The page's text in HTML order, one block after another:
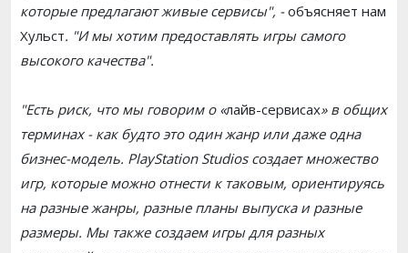
которые предлагают живые сервисы", -объясняет нам
Хульст. "И мы хотим предоставлять игры самого
высокого качества".
"Есть риск, что мы говорим о «лайв-сервисах» в общих
терминах - как будто это один жанр или даже одна
бизнес-модель. PlayStation Studios создает множество
игр, которые можно отнести к таковым, ориентируясь
на разные жанры, разные планы выпуска и разные
размеры. Мы также создаем игры для разных